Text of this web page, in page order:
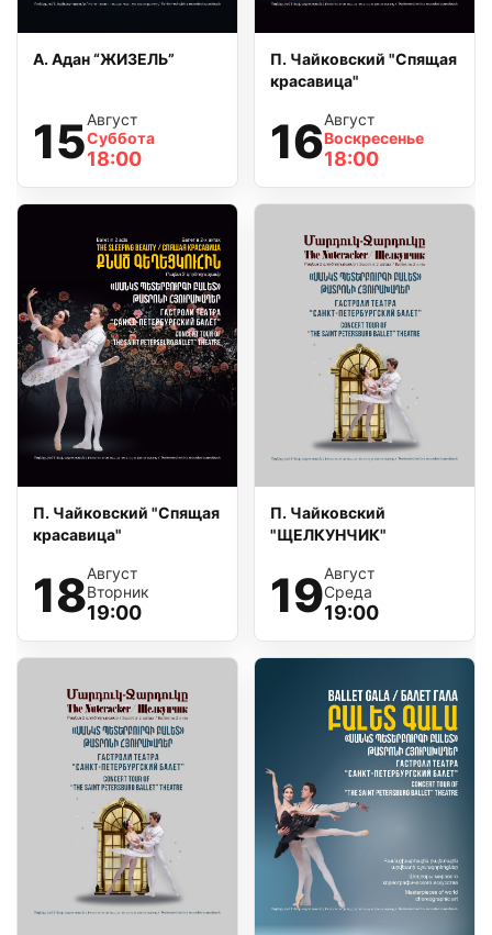
А. Адан “ЖИЗЕЛЬ”
15Август
Суббота
18:00
П. Чайковский "Спящая
красавица"
16Август
Воскресенье
18:00
П. Чайковский "Спящая
красавица"
18Август
Вторник
19:00
П. Чайковский
"ЩЕЛКУНЧИК"
19Август
Среда
19:00